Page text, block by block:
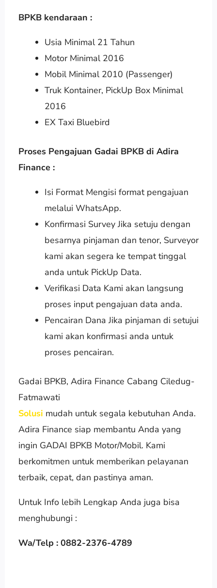
BPKB kendaraan :
Usia Minimal 21 Tahun
Motor Minimal 2016
Mobil Minimal 2010 (Passenger)
Truk Kontainer, PickUp Box Minimal
2016
EX Taxi Bluebird
Proses Pengajuan Gadai BPKB di Adira
Finance :
Isi Format Mengisi format pengajuan
melalui WhatsApp.
Konfirmasi Survey Jika setuju dengan
besarnya pinjaman dan tenor, Surveyor
kami akan segera ke tempat tinggal
anda untuk PickUp Data.
Verifikasi Data Kami akan langsung
proses input pengajuan data anda.
Pencairan Dana Jika pinjaman di setujui
kami akan konfirmasi anda untuk
proses pencairan.
Gadai BPKB, Adira Finance Cabang Ciledug-
Fatmawati
Solusi mudah untuk segala kebutuhan Anda.
Adira Finance siap membantu Anda yang
ingin GADAI BPKB Motor/Mobil. Kami
berkomitmen untuk memberikan pelayanan
terbaik, cepat, dan pastinya aman.
Untuk Info lebih Lengkap Anda juga bisa
menghubungi :
Wa/Telp : 0882-2376-4789